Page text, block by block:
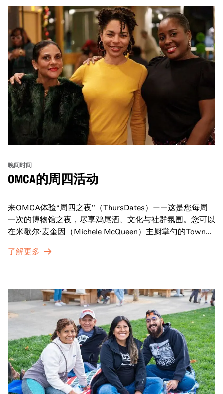
晚间时间
OMCA的周四活动
来OMCA体验“周四之夜”（ThursDates）——这是您每周
一次的博物馆之夜，尽享鸡尾酒、文化与社群氛围。您可以
在米歇尔·麦奎因（Michele McQueen）主厨掌勺的Town
探索那些在夜幕下焕发活力的展厅，那里将呈现快闪表演、
了解更多